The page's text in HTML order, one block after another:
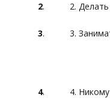
2. 2.
3. 3.
4. 4.